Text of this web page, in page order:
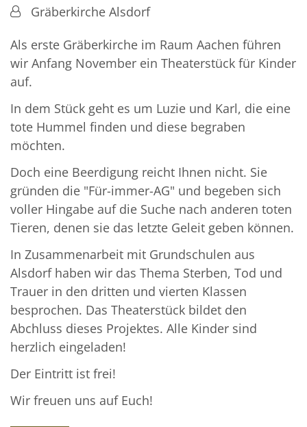
Von:Gräberkirche Alsdorf
Als erste Gräberkirche im Raum Aachen führen
wir Anfang November ein Theaterstück für Kinder
auf.
In dem Stück geht es um Luzie und Karl, die eine
tote Hummel finden und diese begraben
möchten.
Doch eine Beerdigung reicht Ihnen nicht. Sie
gründen die "Für-immer-AG" und begeben sich
voller Hingabe auf die Suche nach anderen toten
Tieren, denen sie das letzte Geleit geben können.
In Zusammenarbeit mit Grundschulen aus
Alsdorf haben wir das Thema Sterben, Tod und
Trauer in den dritten und vierten Klassen
besprochen. Das Theaterstück bildet den
Abchluss dieses Projektes. Alle Kinder sind
herzlich eingeladen!
Der Eintritt ist frei!
Wir freuen uns auf Euch!